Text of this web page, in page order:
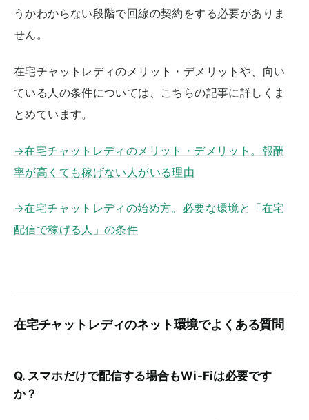
うかわからない段階で回線の契約をする必要がありま
せん。
在宅チャットレディのメリット・デメリットや、向い
ている人の条件については、こちらの記事に詳しくま
とめています。
→在宅チャットレディのメリット・デメリット。報酬
率が高くても稼げない人がいる理由
→在宅チャットレディの始め方。必要な環境と「在宅
配信で稼げる人」の条件
在宅チャットレディのネット環境でよくある質問
Q. スマホだけで配信する場合もWi-Fiは必要です
か？